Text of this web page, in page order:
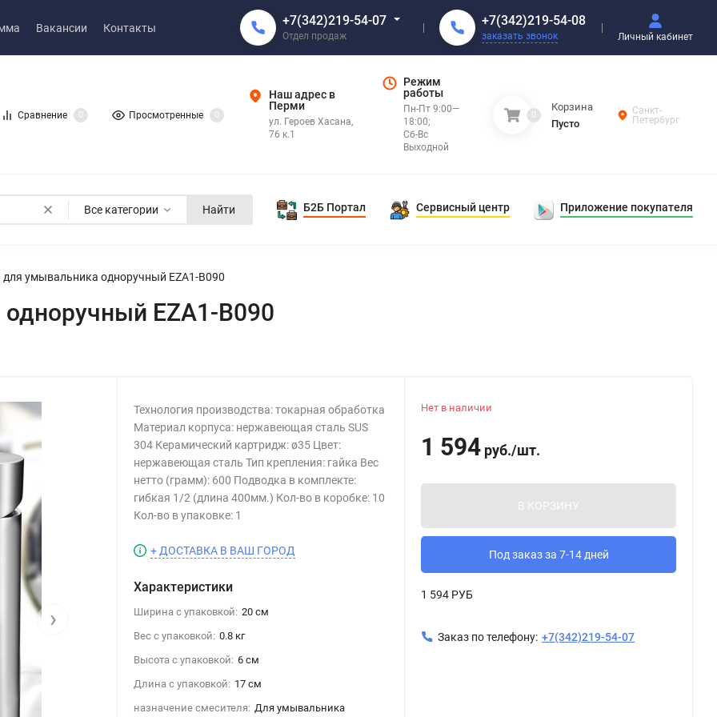
Вакансии Контакты +7(342)219-54-07
Отдел продаж
+7(342)219-54-08
заказать звонок Личный кабинет
Сравнение 0 Просмотренные 0
Наш адрес в
Перми
ул. Героев Хасана,
76 к.1
Режим
работы
Пн-Пт 9:00—
18:00;
Сб-Вс
Выходной
0
Корзина
Пусто
Санкт-
Петербург
Все категории Найти Б2Б Портал Сервисный центр Приложение покупателя
для умывальника одноручный EZA1-B090
EZA1-B090
›
Технология производства: токарная обработка
Материал корпуса: нержавеющая сталь SUS
304 Керамический картридж: ø35 Цвет:
нержавеющая сталь Тип крепления: гайка Вес
нетто (грамм): 600 Подводка в комплекте:
гибкая 1/2 (длина 400мм.) Кол-во в коробке: 10
Кол-во в упаковке: 1
+ ДОСТАВКА В ВАШ ГОРОД
Характеристики
Ширина с упаковкой: 20 см
Вес с упаковкой: 0.8 кг
Высота с упаковкой: 6 см
Длина с упаковкой: 17 см
назначение смесителя: Для умывальника
Нет в наличии
1 594 руб./шт.
В КОРЗИНУ
Под заказ за 7-14 дней
1 594 РУБ
Заказ по телефону: +7(342)219-54-07